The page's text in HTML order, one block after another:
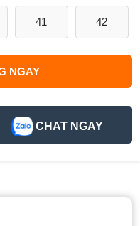
41 42
NGAY
CHAT NGAY